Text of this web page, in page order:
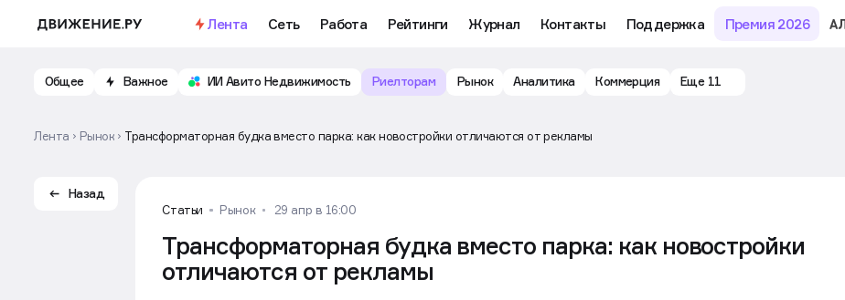
Лента Сеть Работа Рейтинги Журнал Контакты Поддержка Премия 2026
Общее Важное ИИ Авито Недвижимость Риелторам Рынок Аналитика Коммерция Еще 11
Лента Рынок Трансформаторная будка вместо парка: как новостройки отличаются от рекламы
Назад
Статьи
Рынок 29 апр в 16:00
Трансформаторная будка вместо парка: как новостройки
отличаются от рекламы